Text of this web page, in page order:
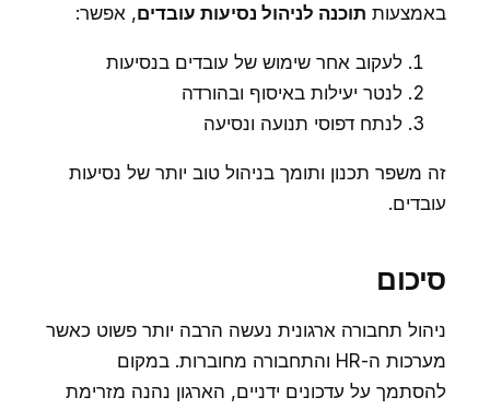
באמצעות תוכנה לניהול נסיעות עובדים, אפשר:
לעקוב אחר שימוש של עובדים בנסיעות
לנטר יעילות באיסוף ובהורדה
לנתח דפוסי תנועה ונסיעה
זה משפר תכנון ותומך בניהול טוב יותר של נסיעות
עובדים.
סיכום
ניהול תחבורה ארגונית נעשה הרבה יותר פשוט כאשר
מערכות ה-HR והתחבורה מחוברות. במקום
להסתמך על עדכונים ידניים, הארגון נהנה מזרימת